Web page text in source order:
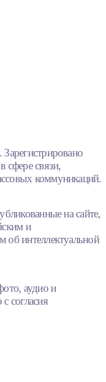
сфере связи,
коммуникаций.
на сайте,
и
об интеллектуальной
аудио и
согласия